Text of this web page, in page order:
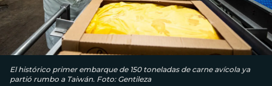
El histórico primer embarque de 150 toneladas de carne avícola ya
partió rumbo a Taiwán. Foto: Gentileza